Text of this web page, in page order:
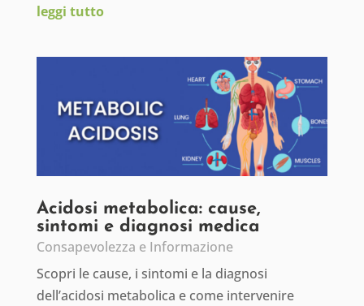
leggi tutto
Acidosi metabolica: cause,
sintomi e diagnosi medica
Consapevolezza e Informazione
Scopri le cause, i sintomi e la diagnosi
dell’acidosi metabolica e come intervenire